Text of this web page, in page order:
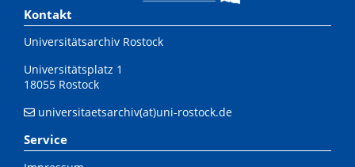
Kontakt
Universitätsarchiv Rostock
Universitätsplatz 1
18055 Rostock
universitaetsarchiv(at)uni-rostock.de
Service